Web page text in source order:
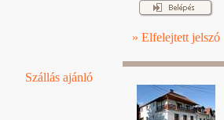
» Elfelejtett jelszó
Szállás ajánló